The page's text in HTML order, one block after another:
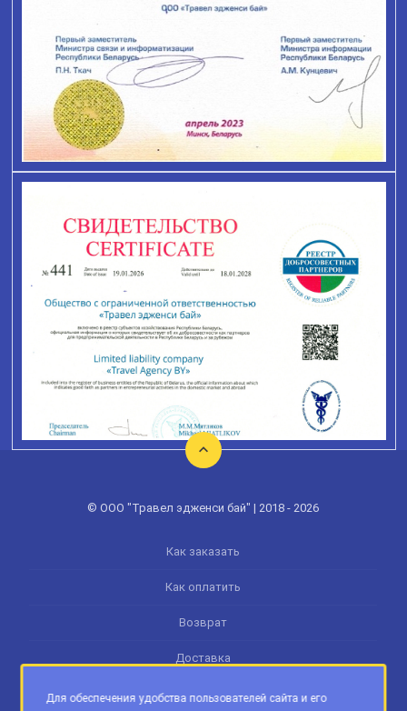
Для обеспечения удобства пользователей сайта и его
© ООО "Травел эдженси бай" | 2018 - 2026
Как заказать
Как оплатить
Возврат
Доставка
Памятка туриста